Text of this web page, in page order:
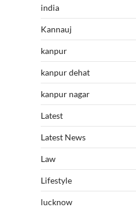
india
Kannauj
kanpur
kanpur dehat
kanpur nagar
Latest
Latest News
Law
Lifestyle
lucknow